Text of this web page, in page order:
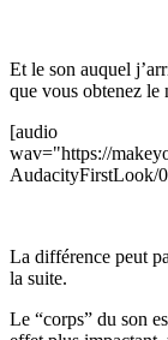
Et le son auquel
que vous obtenez le
[audio
wav="https://
AudacityFirstLook/
La différence peut
la suite.
Le “corps” du son